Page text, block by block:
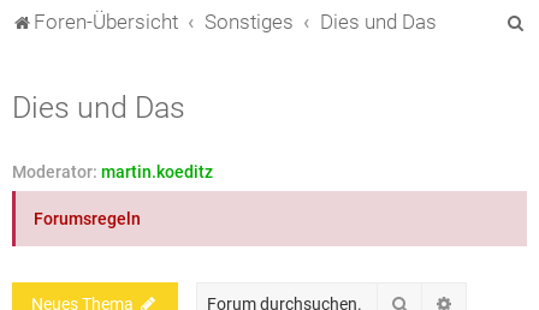
Foren-Übersicht Sonstiges Dies und Das
Dies und Das
Moderator: martin.koeditz
Forumsregeln
Neues Thema Suche